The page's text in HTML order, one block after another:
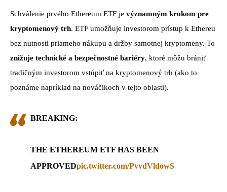
Schválenie prvého Ethereum ETF je významným krokom pre
kryptomenový trh. ETF umožňuje investorom prístup k Ethereu
bez nutnosti priameho nákupu a držby samotnej kryptomeny. To
znižuje technické a bezpečnostné bariéry, ktoré môžu brániť
tradičným investorom vstúpiť na kryptomenový trh (ako to
poznáme napríklad na nováčikoch v tejto oblasti).
BREAKING:
THE ETHEREUM ETF HAS BEEN
APPROVEDpic.twitter.com/PvvdVldowS